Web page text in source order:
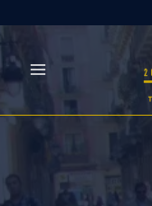
Skip
to
content